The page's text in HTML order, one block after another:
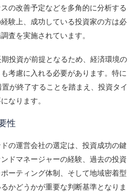
の改善予定などを多角的に分析する
験上、成功している投資家の方は必
査を実施されています。
投資が前提となるため、経済環境の
考慮に入れる必要があります。特に
が終了することを踏まえ、投資タイ
なります。
性
の運営会社の選定は、投資成功の鍵
ドマネージャーの経験、過去の投資
ーティング体制、そして地域密着型
かどうかが重要な判断基準となりま